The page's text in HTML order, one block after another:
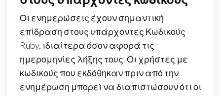
Οι ενημερώσεις έχουν σημαντική
επίδραση στους υπάρχοντες Κωδικούς
Ruby, ιδιαίτερα όσον αφορά τις
ημερομηνίες λήξης τους. Οι χρήστες με
κωδικούς που εκδόθηκαν πριν από την
ενημέρωση μπορεί να διαπιστώσουν ότι οι